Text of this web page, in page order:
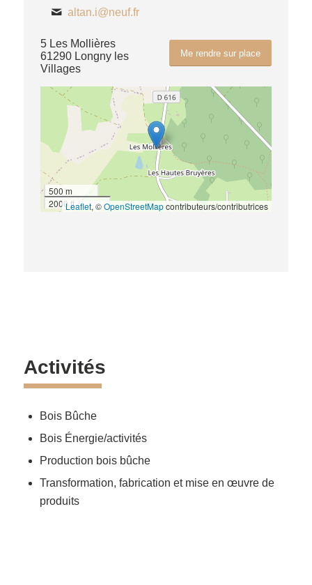
altan.i@neuf.fr
Me rendre sur place
5 Les Mollières
61290 Longny les
Villages
500 m
2000 ftLeaflet, ©OpenStreetMapcontributeurs/contributrices
Activités
Bois Bûche
Bois Énergie/activités
Production bois bûche
Transformation, fabrication et mise en œuvre de
produits